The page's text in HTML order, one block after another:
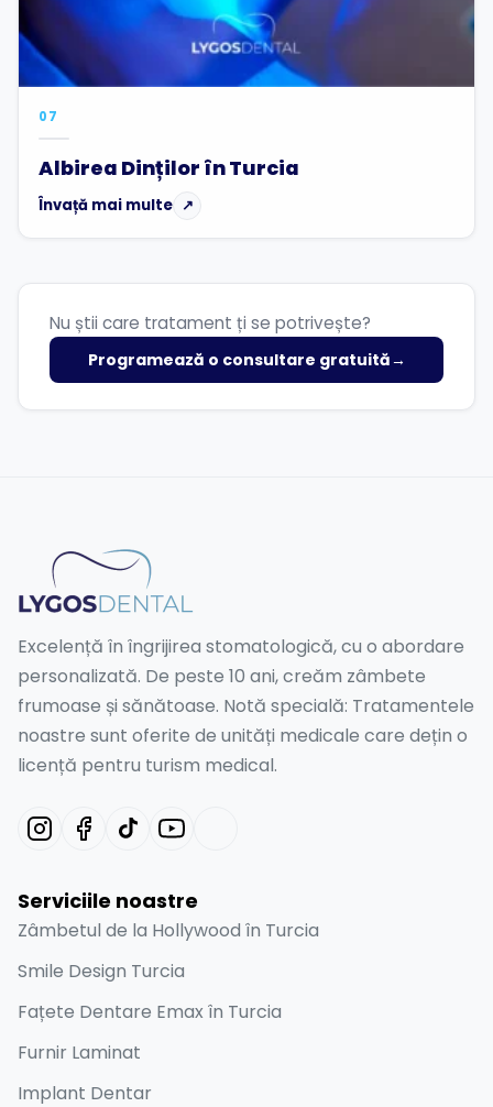
07
Albirea Dinților în Turcia
Învață mai multe ↗
Nu știi care tratament ți se potrivește?
Programează o consultare gratuită→
Excelență în îngrijirea stomatologică, cu o abordare
personalizată. De peste 10 ani, creăm zâmbete
frumoase și sănătoase. Notă specială: Tratamentele
noastre sunt oferite de unități medicale care dețin o
licență pentru turism medical.
Serviciile noastre
Zâmbetul de la Hollywood în Turcia
Smile Design Turcia
Fațete Dentare Emax în Turcia
Furnir Laminat
Implant Dentar